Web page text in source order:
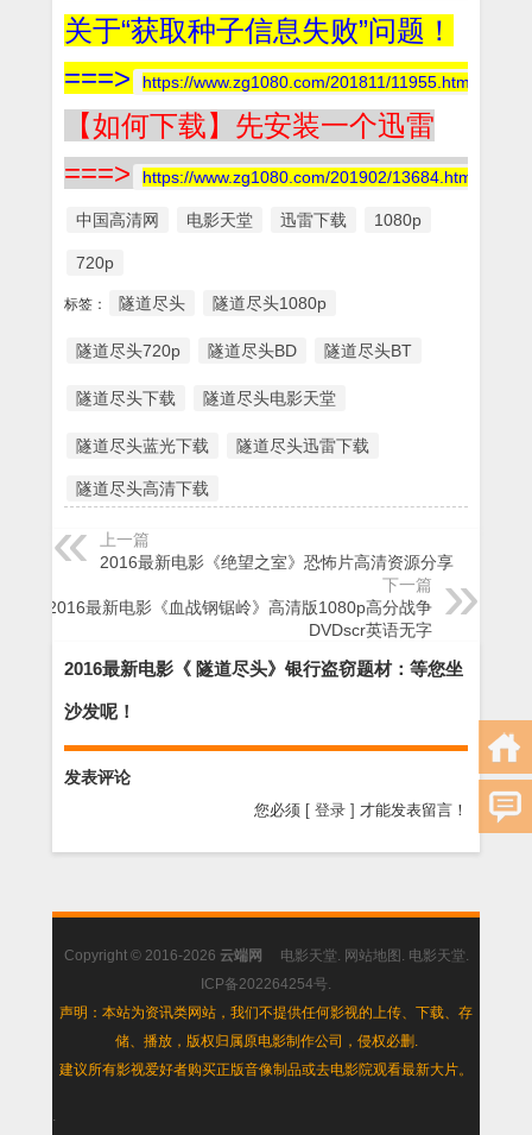
关于“获取种子信息失败”问题！
===>
https://www.zg1080.com/201811/11955.html
【如何下载】先安装一个迅雷
===>
https://www.zg1080.com/201902/13684.html
中国高清网 电影天堂 迅雷下载 1080p
720p
标签： 隧道尽头 隧道尽头1080p
隧道尽头720p 隧道尽头BD 隧道尽头BT
隧道尽头下载 隧道尽头电影天堂
隧道尽头蓝光下载 隧道尽头迅雷下载
隧道尽头高清下载
上一篇
2016最新电影《绝望之室》恐怖片高清资源分享
下一篇
2016最新电影《血战钢锯岭》高清版1080p高分战争
DVDscr英语无字
2016最新电影《 隧道尽头》银行盗窃题材：等您坐
沙发呢！
发表评论
您必须 [ 登录 ] 才能发表留言！
Copyright © 2016-2026 云端网 电影天堂 网站地图 电影天堂
ICP备202264254号
声明：本站为资讯类网站，我们不提供任何影视的上传、下载、存
储、播放，版权归属原电影制作公司，侵权必删.
建议所有影视爱好者购买正版音像制品或去电影院观看最新大片。